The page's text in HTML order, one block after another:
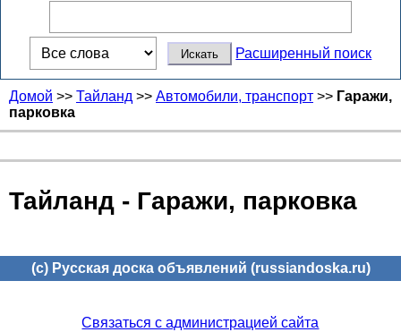
Расширенный поиск
Домой >> Тайланд >> Автомобили, транспорт >> Гаражи,
парковка
Тайланд - Гаражи, парковка
(c) Русская доска объявлений (russiandoska.ru)
Связаться с администрацией сайта